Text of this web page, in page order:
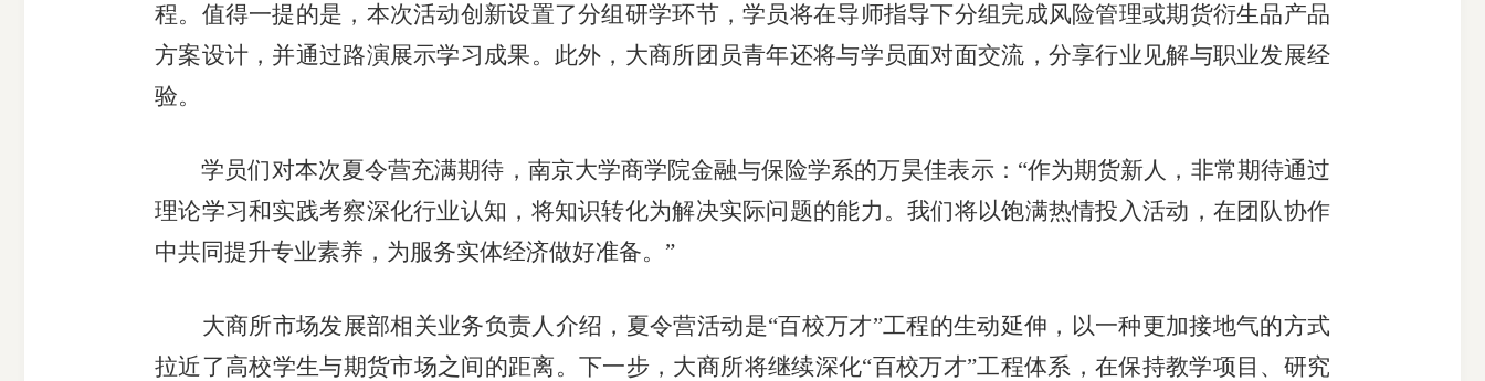
程。值得一提的是，本次活动创新设置了分组研学环节，学员将在导师指导下分组完成风险管理或期货衍生品产品
方案设计 ，并通过路演展示学习成果。此外，大商所 团员青年还将与学员面对面交流，分享行业见解与职业发展经
验。
学员们对本次夏令营充满期待，南京大学商学院金融与保险学系的万昊佳表示：“作为期货新人，非常期待通过
理论学习和实践考察深化行业认知，将知识转化为解决实际问题的能力。我们将以饱满热情投入活动，在团队协作
中共同提升专业素养，为服务实体经济做好准备。”
大商所市场发展部相关业务负责人介绍，夏令营活动是“百校万才”工程的生动延伸，以一种更加接地气的方式
拉近了高校学生与期货市场之间的距离。下一步，大商所将继续深化“百校万才”工程体系，在保持教学项目、研究